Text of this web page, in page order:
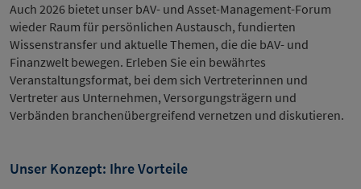
Auch 2026 bietet unser bAV- und Asset-Management-Forum
wieder Raum für persönlichen Austausch, fundierten
Wissenstransfer und aktuelle Themen, die die bAV- und
Finanzwelt bewegen. Erleben Sie ein bewährtes
Veranstaltungsformat, bei dem sich Vertreterinnen und
Vertreter aus Unternehmen, Versorgungsträgern und
Verbänden branchenübergreifend vernetzen und diskutieren.
Unser Konzept: Ihre Vorteile